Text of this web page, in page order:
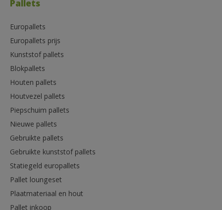
Pallets
Europallets
Europallets prijs
Kunststof pallets
Blokpallets
Houten pallets
Houtvezel pallets
Piepschuim pallets
Nieuwe pallets
Gebruikte pallets
Gebruikte kunststof pallets
Statiegeld europallets
Pallet loungeset
Plaatmateriaal en hout